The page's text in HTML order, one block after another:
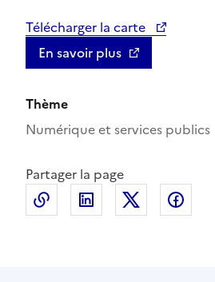
Thème
Numérique et services publics
Partager la page
Copier le lien de la page
LinkedIn
Télécharger la carte
En savoir plus